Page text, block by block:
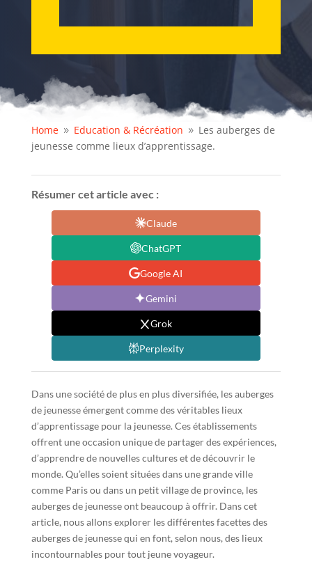
Home 9 Education & Récréation 9 Les auberges de
jeunesse comme lieux d’apprentissage.
Résumer cet article avec :
Claude
ChatGPT
Google AI
Gemini
Grok
Perplexity
Dans une société de plus en plus diversifiée, les auberges
de jeunesse émergent comme des véritables lieux
d’apprentissage pour la jeunesse. Ces établissements
offrent une occasion unique de partager des expériences,
d’apprendre de nouvelles cultures et de découvrir le
monde. Qu’elles soient situées dans une grande ville
comme Paris ou dans un petit village de province, les
auberges de jeunesse ont beaucoup à offrir. Dans cet
article, nous allons explorer les différentes facettes des
auberges de jeunesse qui en font, selon nous, des lieux
incontournables pour tout jeune voyageur.